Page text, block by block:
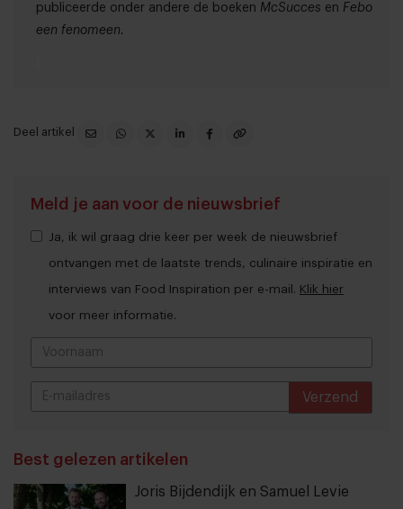
publiceerde onder andere de boeken McSucces en Febo
een fenomeen.
Deel artikel
Meld je aan voor de nieuwsbrief
Ja, ik wil graag drie keer per week de nieuwsbrief
ontvangen met de laatste trends, culinaire inspiratie en
interviews van Food Inspiration per e-mail. Klik hier
voor meer informatie.
Verzend
Best gelezen artikelen
Joris Bijdendijk en Samuel Levie